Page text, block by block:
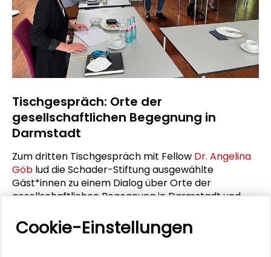
Tischgespräch: Orte der
gesellschaftlichen Begegnung in
Darmstadt
Zum dritten Tischgespräch mit Fellow Dr. Angelina
Göb lud die Schader-Stiftung ausgewählte
Gäst*innen zu einem Dialog über Orte der
gesellschaftlichen Begegnung in Darmstadt und
Orte ein.
Cookie-Einstellungen